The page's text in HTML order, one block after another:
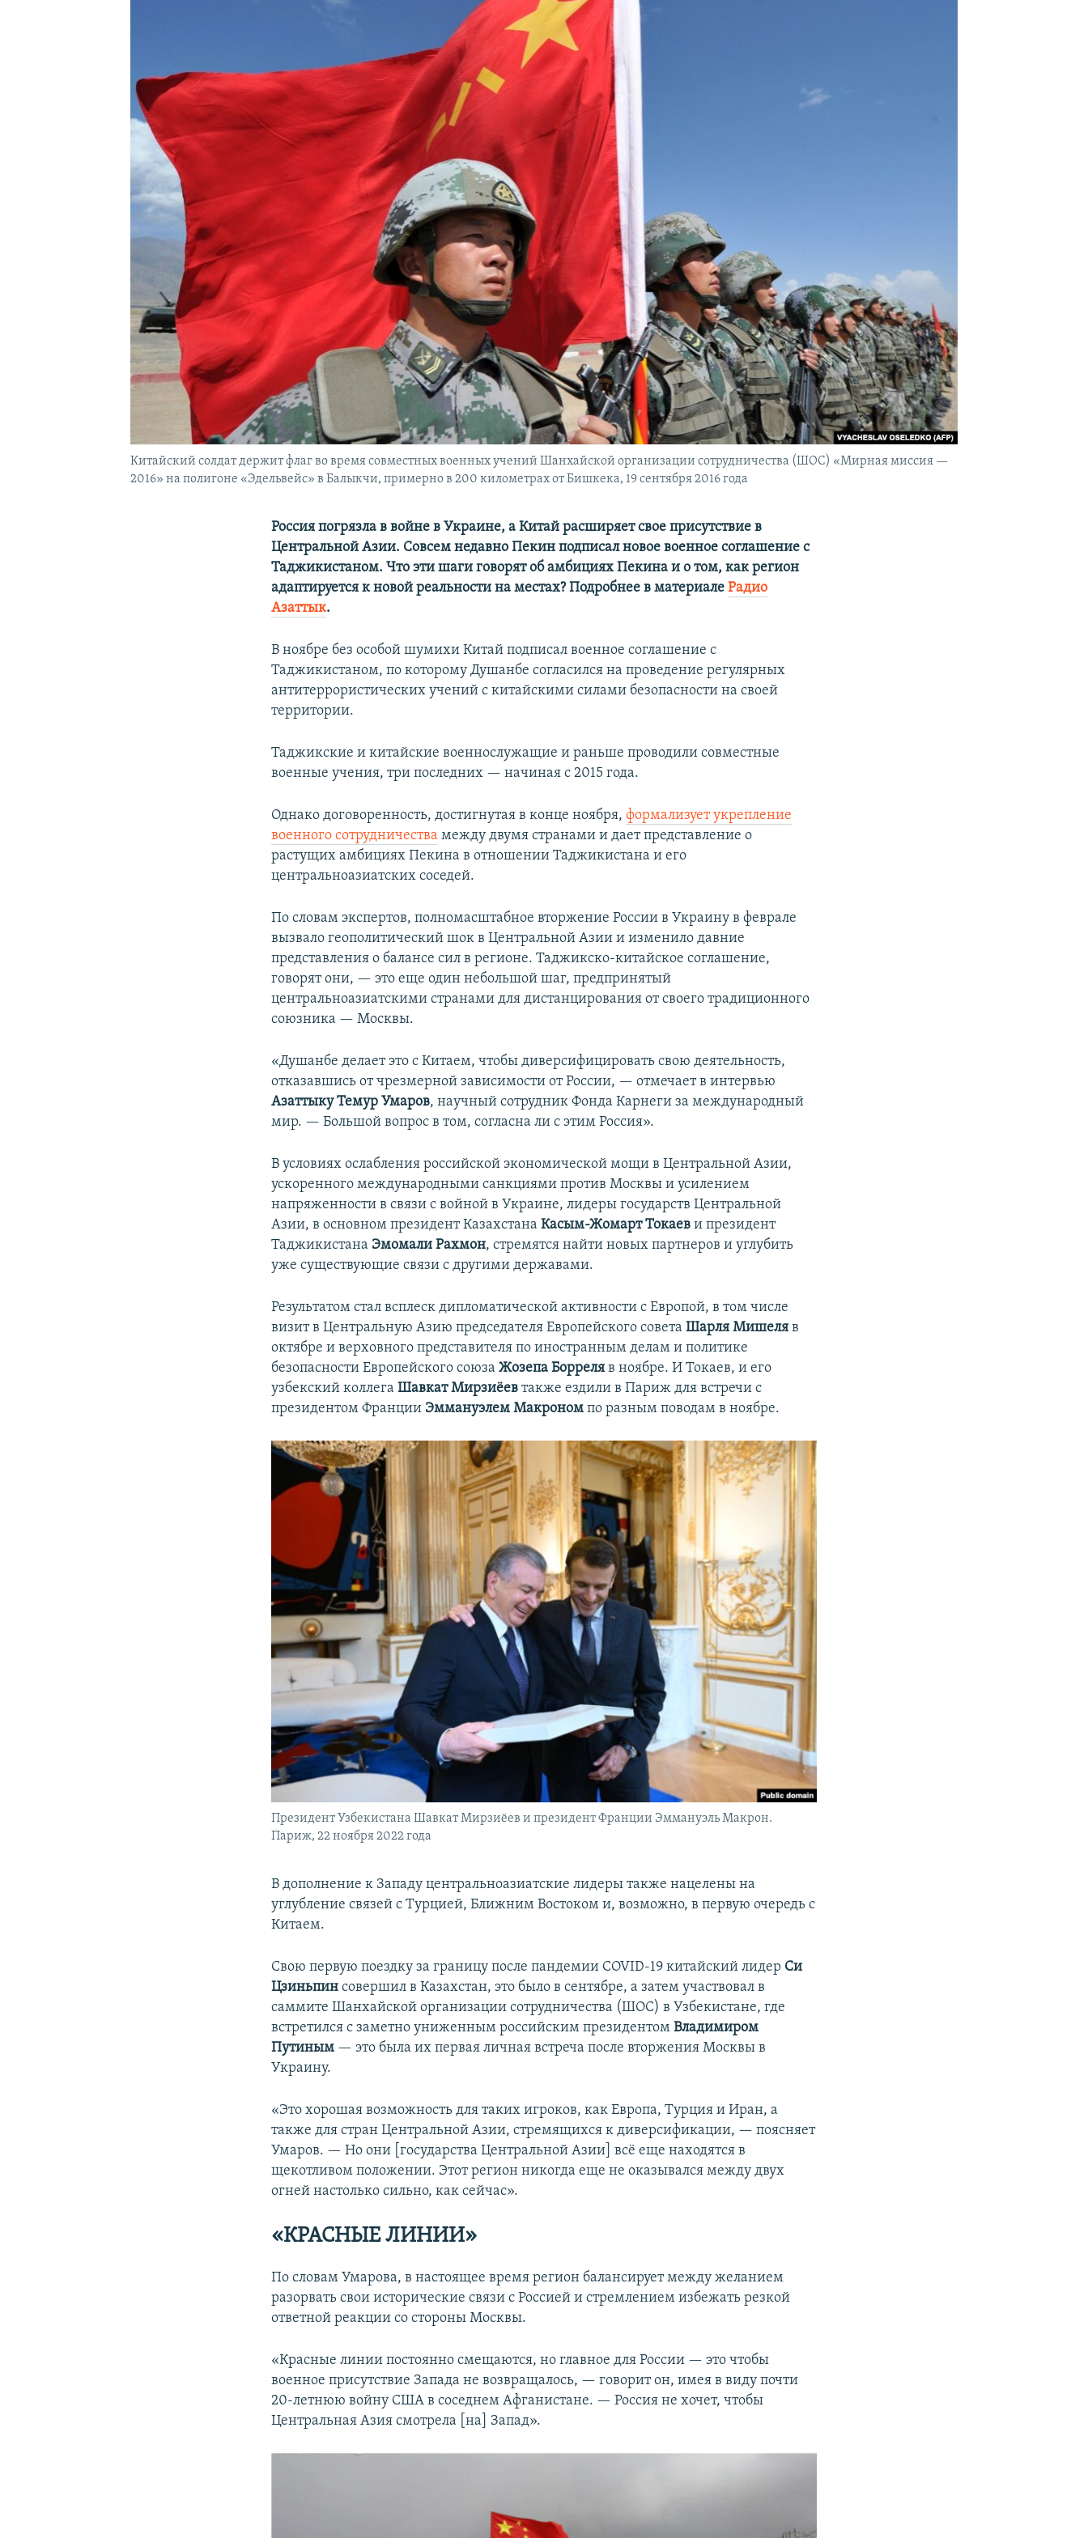
УКРАИНСКАЯ ПРОБЛЕМА КРЫМА
Китайский солдат держит флаг во время совместных военных учений Шанхайской организации сотрудничества (ШОС) «Мирная миссия —
2016» на полигоне «Эдельвейс» в Балыкчи, примерно в 200 километрах от Бишкека, 19 сентября 2016 года
Россия погрязла в войне в Украине, а Китай расширяет свое присутствие в
Центральной Азии. Совсем недавно Пекин подписал новое военное соглашение с
Таджикистаном. Что эти шаги говорят об амбициях Пекина и о том, как регион
адаптируется к новой реальности на местах? Подробнее в материалеРадио
Азаттык.
В ноябре без особой шумихи Китай подписал военное соглашение с
Таджикистаном, по которому Душанбе согласился на проведение регулярных
антитеррористических учений с китайскими силами безопасности на своей
территории.
Таджикские и китайские военнослужащие и раньше проводили совместные
военные учения, три последних — начиная с 2015 года.
Однако договоренность, достигнутая в конце ноября,формализует укрепление
военного сотрудничества между двумя странами и дает представление о
растущих амбициях Пекина в отношении Таджикистана и его
центральноазиатских соседей.
По словам экспертов, полномасштабное вторжение России в Украину в феврале
вызвало геополитический шок в Центральной Азии и изменило давние
представления о балансе сил в регионе. Таджикско-китайское соглашение,
говорят они, — это еще один небольшой шаг, предпринятый
центральноазиатскими странами для дистанцирования от своего традиционного
союзника — Москвы.
«Душанбе делает это с Китаем, чтобы диверсифицировать свою деятельность,
отказавшись от чрезмерной зависимости от России, — отмечает в интервью
Азаттыку Темур Умаров, научный сотрудник Фонда Карнеги за международный
мир. — Большой вопрос в том, согласна ли с этим Россия».
В условиях ослабления российской экономической мощи в Центральной Азии,
ускоренного международными санкциями против Москвы и усилением
напряженности в связи с войной в Украине, лидеры государств Центральной
Азии, в основном президент КазахстанаКасым-Жомарт Токаеви президент
Таджикистана Эмомали Рахмон, стремятся найти новых партнеров и углубить
уже существующие связи с другими державами.
Результатом стал всплеск дипломатической активности с Европой, в том числе
визит в Центральную Азию председателя Европейского советаШарля Мишеля в
октябре и верховного представителя по иностранным делам и политике
безопасности Европейского союза Жозепа Борреля в ноябре. И Токаев, и его
узбекский коллегаШавкат Мирзиёев также ездили в Париж для встречи с
президентом Франции Эммануэлем Макроном по разным поводам в ноябре.
Президент Узбекистана Шавкат Мирзиёев и президент Франции Эммануэль Макрон.
Париж, 22 ноября 2022 года
В дополнение к Западу центральноазиатские лидеры также нацелены на
углубление связей с Турцией, Ближним Востоком и, возможно, в первую очередь с
Китаем.
Свою первую поездку за границу после пандемии COVID-19 китайский лидер Си
Цзиньпинсовершил в Казахстан, это было в сентябре, а затем участвовал в
саммите Шанхайской организации сотрудничества (ШОС) в Узбекистане, где
встретился с заметно униженным российским президентомВладимиром
Путиным — это была их первая личная встреча после вторжения Москвы в
Украину.
«Это хорошая возможность для таких игроков, как Европа, Турция и Иран, а
также для стран Центральной Азии, стремящихся к диверсификации, — поясняет
Умаров. — Но они [государства Центральной Азии] всё еще находятся в
щекотливом положении. Этот регион никогда еще не оказывался между двух
огней настолько сильно, как сейчас».
«КРАСНЫЕ ЛИНИИ»
По словам Умарова, в настоящее время регион балансирует между желанием
разорвать свои исторические связи с Россией и стремлением избежать резкой
ответной реакции со стороны Москвы.
«Красные линии постоянно смещаются, но главное для России — это чтобы
военное присутствие Запада не возвращалось, — говорит он, имея в виду почти
20-летнюю войну США в соседнем Афганистане. — Россия не хочет, чтобы
Центральная Азия смотрела [на] Запад».